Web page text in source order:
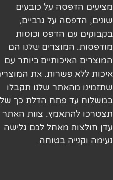
מציעים הדפסה על כובעים
שונים, הדפסה על גרביים,
בקבוקים עם הדפס וכוסות
מודפסות. המוצרים שלנו הם
המוצרים האיכותיים ביותר עם
איכות ללא פשרות. את
שתזמינו מהאתר שלנו תקבלו
במשלוח עד פתח הדלת כך
תצטרכו להתאמץ. צוות האתר
עדן חולצות מאחל לכם גלישה
נעימה וקנייה בטוחה.